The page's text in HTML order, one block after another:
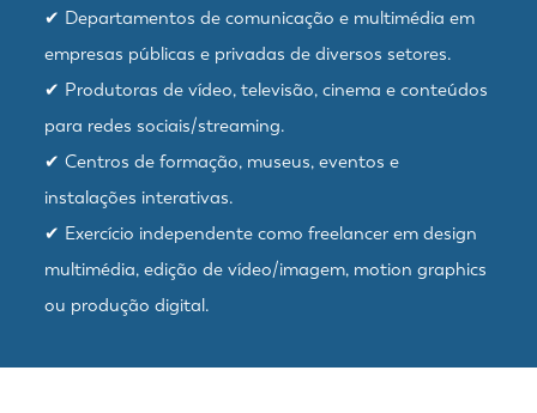
✔ Departamentos de comunicação e multimédia em
empresas públicas e privadas de diversos setores.
✔ Produtoras de vídeo, televisão, cinema e conteúdos
para redes sociais/streaming.
✔ Centros de formação, museus, eventos e
instalações interativas.
✔ Exercício independente como freelancer em design
multimédia, edição de vídeo/imagem, motion graphics
ou produção digital.